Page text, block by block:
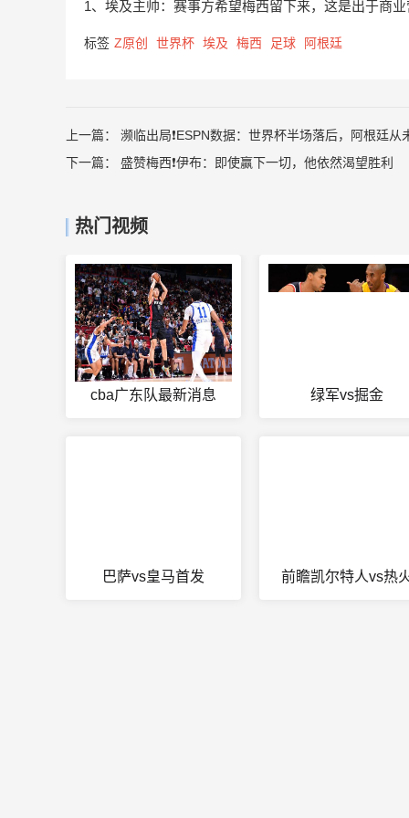
1、埃及主帅：赛事方希望梅西留下来，这是出于商
标签 Z原创 世界杯 埃及 梅西 足球 阿根廷
上一篇： 濒临出局❗️ESPN数据：世界杯半场落后，阿根廷从
下一篇： 盛赞梅西❗️伊布：即使赢下一切，他依然渴望胜利
热门视频
cba广东队最新消息 绿军vs掘金
巴萨vs皇马首发 前瞻凯尔特人vs热